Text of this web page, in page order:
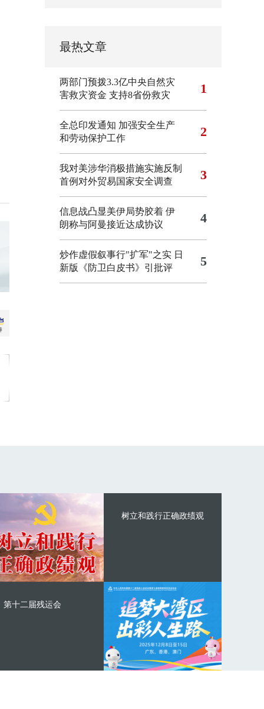
最热文章
两部门预拨3.3亿中央自然灾
害救灾资金 支持8省份救灾
1
全总印发通知 加强安全生产
和劳动保护工作
2
我对美涉华消极措施实施反制
首例对外贸易国家安全调查
3
信息战凸显美伊局势胶着 伊
朗称与阿曼接近达成协议
4
炒作虚假叙事行"扩军"之实 日
新版《防卫白皮书》引批评
5
树立和践行正确政绩观
第十二届残运会